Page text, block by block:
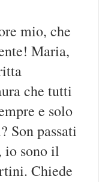
mio, che
Maria,
che tutti
e solo
Son passati
io sono il
Chiede